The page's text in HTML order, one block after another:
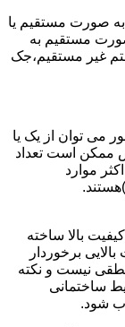
صورت مستقیم یا
مستقیم به
غیر مستقیم،جک
می توان از یک یا
ممکن است تعداد
موارد
بالا ساخته
برخوردار
نیست و نکته
ساختمانی
شود.